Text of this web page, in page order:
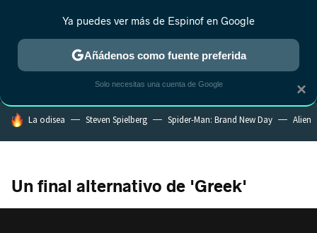
MENÚ NUEVO
ESTRENOS REALITY ANIME RANKINGS CINE
HOY SE HABLA DE
La odisea Steven Spielberg Spider-Man: Brand New Day Alien
Un final alternativo de 'Greek'
×
Ya puedes ver más de Espinof en Google
Añádenos como fuente preferida
Solo necesitas una cuenta de Google